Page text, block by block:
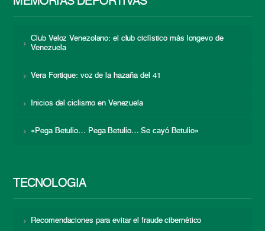
Club Veloz Venezolano: el club ciclístico más longevo de
Venezuela
Vera Fortique: voz de la hazaña del 41
Inicios del ciclismo en Venezuela
«Pega Betulio… Pega Betulio… Se cayó Betulio»
TECNOLOGÍA
Recomendaciones para evitar el fraude cibernético